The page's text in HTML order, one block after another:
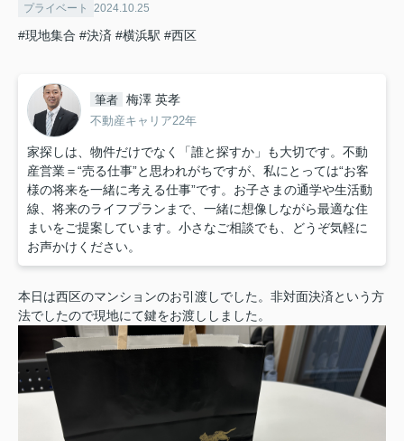
プライベート 2024.10.25
#現地集合 #決済 #横浜駅 #西区
筆者 梅澤 英孝
不動産キャリア22年
家探しは、物件だけでなく「誰と探すか」も大切です。不動
産営業＝“売る仕事”と思われがちですが、私にとっては“お客
様の将来を一緒に考える仕事”です。お子さまの通学や生活動
線、将来のライフプランまで、一緒に想像しながら最適な住
まいをご提案しています。小さなご相談でも、どうぞ気軽に
お声かけください。
本日は西区のマンションのお引渡しでした。非対面決済という方
法でしたので現地にて鍵をお渡ししました。